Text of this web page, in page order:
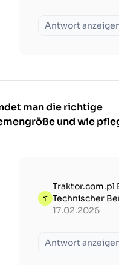
Antwort
man die richtige
und wie
Traktor.com.pl
Technischer
17.02.2026
Antwort